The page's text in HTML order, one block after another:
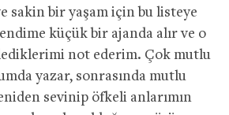
sakin bir yaşam için bu listeye
küçük bir ajanda alır ve o
not ederim. Çok mutlu
yazar, sonrasında mutlu
sevinip öfkeli anlarımın